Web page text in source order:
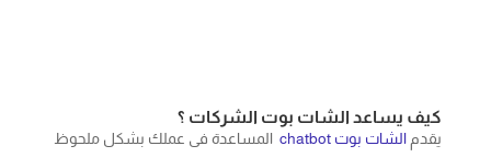
يقدم الشات بوت chatbot
المساعدة فى عملك بشكل ملحوظ
وذلك عن طريق